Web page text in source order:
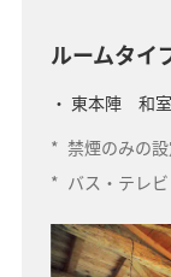
ルームタイ
東本陣 和室
* 禁煙のみの
* バス・テレ